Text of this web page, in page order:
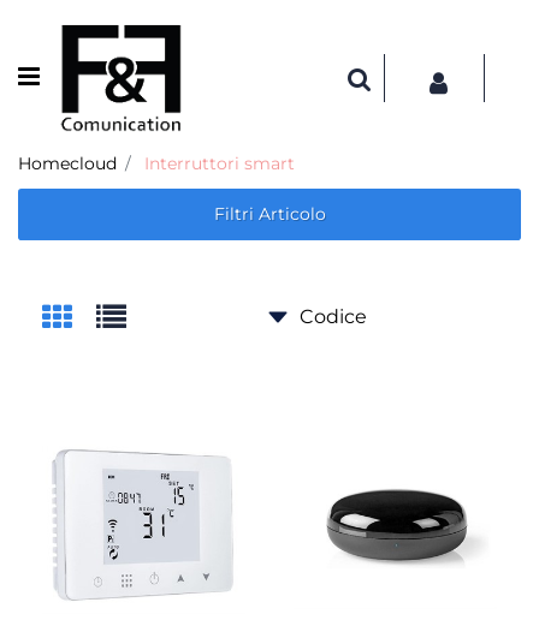
Open menu
Homecloud Interruttori smart
Filtri Articolo